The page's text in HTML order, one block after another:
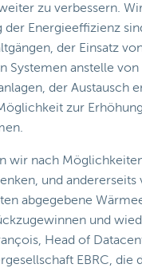
zu verbessern.
der Energieeffizienz
der Einsatz
Systemen anstelle von
der Austausch
zur
wir nach
und andererseits
abgegebene
und
Head of
EBRC, die